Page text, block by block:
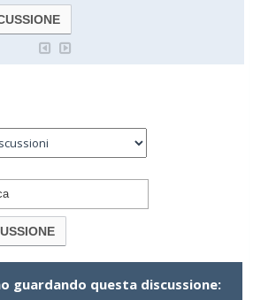
guardando questa discussione: